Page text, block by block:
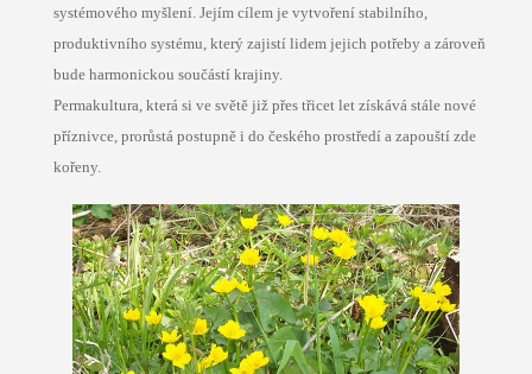
systémového myšlení. Jejím cílem je vytvoření stabilního,
produktivního systému, který zajistí lidem jejich potřeby a zároveň
bude harmonickou součástí krajiny.
Permakultura, která si ve světě již přes třicet let získává stále nové
příznivce, prorůstá postupně i do českého prostředí a zapouští zde
kořeny.